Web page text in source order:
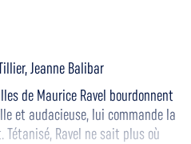
Jeanne Balibar
de Maurice Ravel bourdonnent
et audacieuse, lui commande la
Ravel ne sait plus où